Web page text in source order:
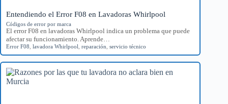
Entendiendo el Error F08 en Lavadoras Whirlpool
Códigos de error por marca
El error F08 en lavadoras Whirlpool indica un problema que puede
afectar su funcionamiento. Aprende…
Error F08 lavadora Whirlpool reparación servicio técnico